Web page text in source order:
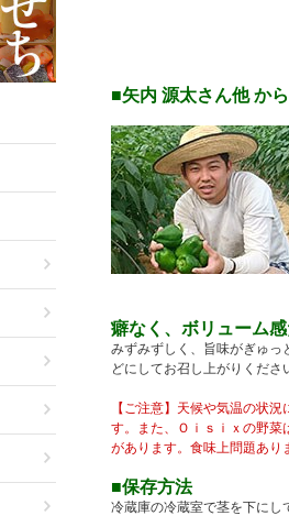
■矢内 源太さん他 か
癖なく、ボリューム
みずみずしく、旨味がぎゅっ
どにしてお召し上がりくださ
【ご注意】天候や気温の状
す。また、Ｏｉｓｉｘの野菜
があります。食味上問題あり
■保存方法
冷蔵庫の冷蔵室で茎を下にし